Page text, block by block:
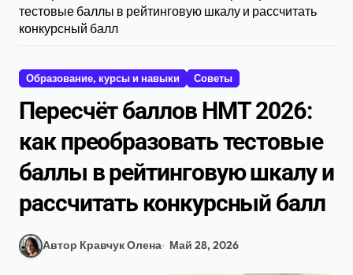
тестовые баллы в рейтинговую шкалу и рассчитать
конкурсный балл
Образование, курсы и навыки Советы
Пересчёт баллов НМТ 2026:
как преобразовать тестовые
баллы в рейтинговую шкалу и
рассчитать конкурсный балл
Автор Кравчук Олена Май 28, 2026